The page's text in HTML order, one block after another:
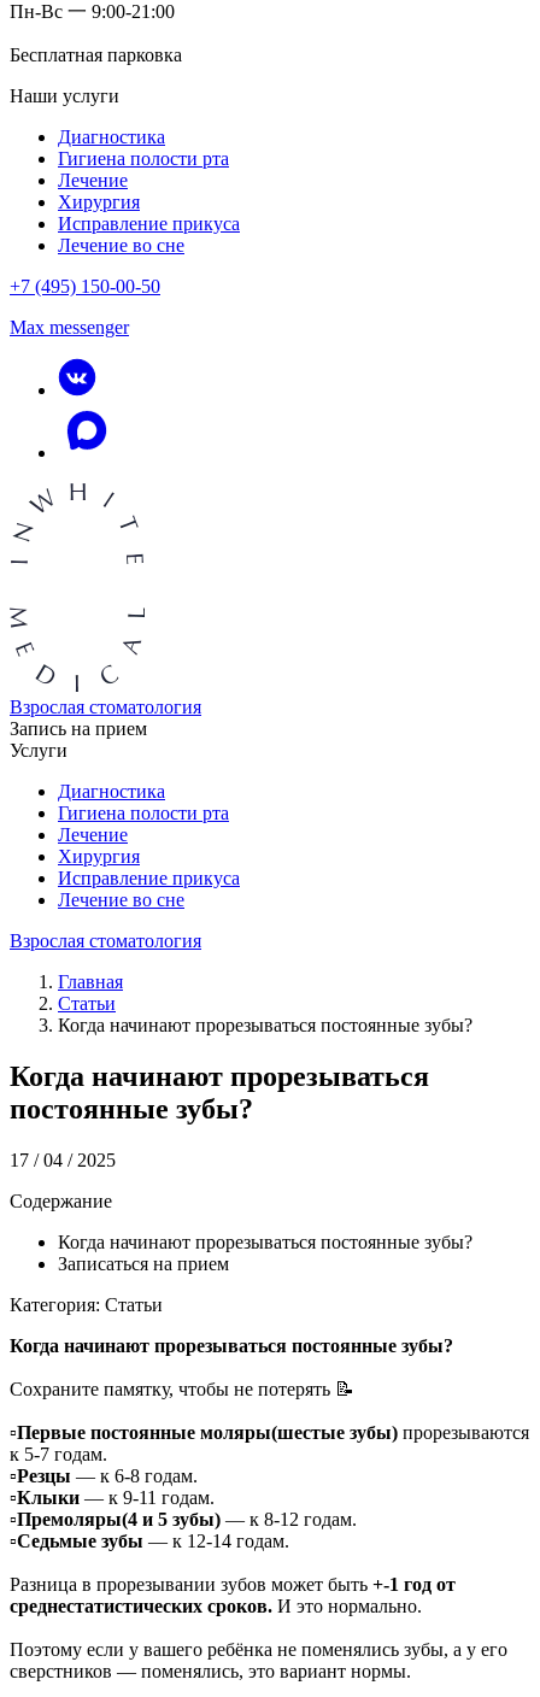
Пн-Вс 一 9:00-21:00
Бесплатная парковка
Наши услуги
Диагностика
Гигиена полости рта
Лечение
Хирургия
Исправление прикуса
Лечение во сне
+7 (495) 150-00-50
Max messenger
Взрослая стоматология
Запись на прием
Услуги
Диагностика
Гигиена полости рта
Лечение
Хирургия
Исправление прикуса
Лечение во сне
Взрослая стоматология
Главная
Статьи
Когда начинают прорезываться постоянные зубы?
Когда начинают прорезываться
постоянные зубы?
17 / 04 / 2025
Содержание
Когда начинают прорезываться постоянные зубы?
Записаться на прием
Категория: Статьи
Когда начинают прорезываться постоянные зубы?
Сохраните памятку, чтобы не потерять 📝
▫️Первые постоянные моляры(шестые зубы) прорезываются
к 5-7 годам.
▫️Резцы — к 6-8 годам.
▫️Клыки — к 9-11 годам.
▫️Премоляры(4 и 5 зубы) — к 8-12 годам.
▫️Седьмые зубы — к 12-14 годам.
Разница в прорезывании зубов может быть +-1 год от
среднестатистических сроков. И это нормально.
Поэтому если у вашего ребёнка не поменялись зубы, а у его
сверстников — поменялись, это вариант нормы.